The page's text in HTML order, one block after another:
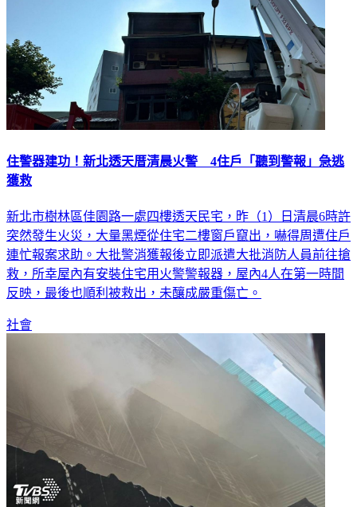
住警器建功！新北透天厝清晨火警 4住戶「聽到警報」急逃
獲救
新北市樹林區佳園路一處四樓透天民宅，昨（1）日清晨6時許
突然發生火災，大量黑煙從住宅二樓窗戶竄出，嚇得周遭住戶
連忙報案求助。大批警消獲報後立即派遣大批消防人員前往搶
救，所幸屋內有安裝住宅用火警警報器，屋內4人在第一時間
反映，最後也順利被救出，未釀成嚴重傷亡。
社會